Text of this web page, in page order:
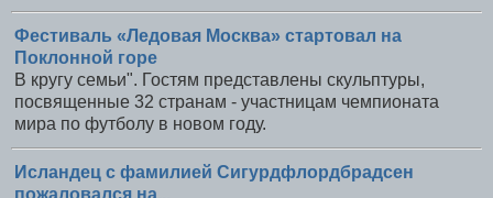
Фестиваль «Ледовая Москва» стартовал на
Поклонной горе
В кругу семьи". Гостям представлены скульптуры,
посвященные 32 странам - участницам чемпионата
мира по футболу в новом году.
Исландец с фамилией Сигурдфлордбрадсен
пожаловался на...